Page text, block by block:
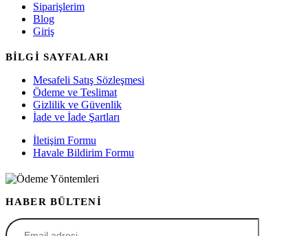
Siparişlerim
Blog
Giriş
BİLGİ SAYFALARI
Mesafeli Satış Sözleşmesi
Ödeme ve Teslimat
Gizlilik ve Güvenlik
İade ve İade Şartları
İletişim Formu
Havale Bildirim Formu
HABER BÜLTENİ